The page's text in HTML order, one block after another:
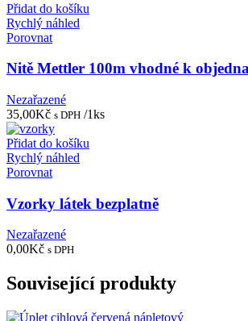
Přidat do košíku
Rychlý náhled
Porovnat
Nitě Mettler 100m vhodné k
Nezařazené
35,00Kč s DPH /1ks
Přidat do košíku
Rychlý náhled
Porovnat
Vzorky látek bezplatně
Nezařazené
0,00Kč s DPH
Související produkty